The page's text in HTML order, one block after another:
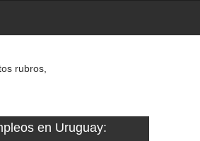
rubros,
en Uruguay: